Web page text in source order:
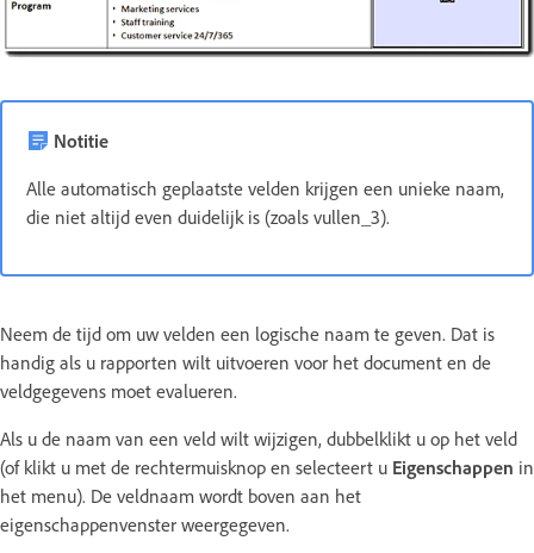
Notitie
Alle automatisch geplaatste velden krijgen een unieke naam,
die niet altijd even duidelijk is (zoals vullen_3).
Neem de tijd om uw velden een logische naam te geven. Dat is
handig als u rapporten wilt uitvoeren voor het document en de
veldgegevens moet evalueren.
Als u de naam van een veld wilt wijzigen, dubbelklikt u op het veld
(of klikt u met de rechtermuisknop en selecteert u Eigenschappen in
het menu). De veldnaam wordt boven aan het
eigenschappenvenster weergegeven.